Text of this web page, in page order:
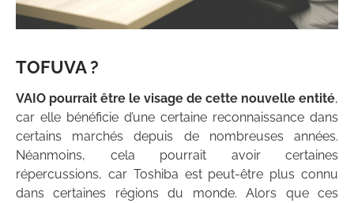
TOFUVA ?
VAIO pourrait être le visage de cette nouvelle entité,
car elle bénéficie d’une certaine reconnaissance dans
certains marchés depuis de nombreuses années.
Néanmoins, cela pourrait avoir certaines
répercussions, car Toshiba est peut-être plus connu
dans certaines régions du monde. Alors que ces